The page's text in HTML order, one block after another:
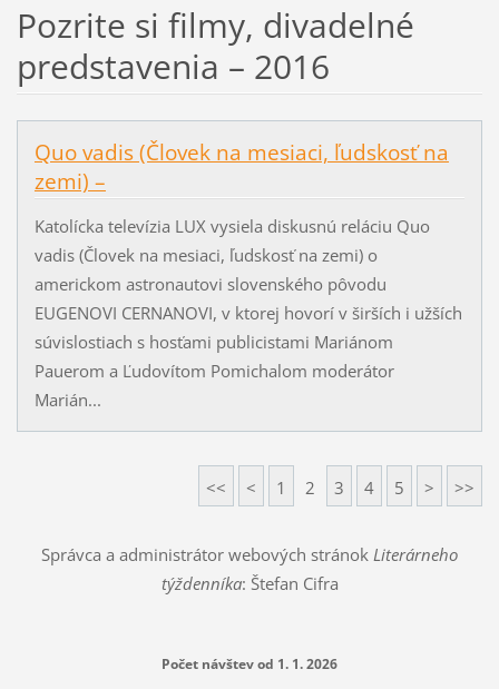
Pozrite si filmy, divadelné
predstavenia – 2016
Quo vadis (Človek na mesiaci, ľudskosť na
zemi) –
Katolícka televízia LUX vysiela diskusnú reláciu Quo
vadis (Človek na mesiaci, ľudskosť na zemi) o
americkom astronautovi slovenského pôvodu
EUGENOVI CERNANOVI, v ktorej hovorí v širších i užších
súvislostiach s hosťami publicistami Mariánom
Pauerom a Ľudovítom Pomichalom moderátor
Marián...
<< < 1 2 3 4 5 > >>
Správca a administrátor webových stránok Literárneho
týždenníka: Štefan Cifra
Počet návštev od 1. 1. 2026